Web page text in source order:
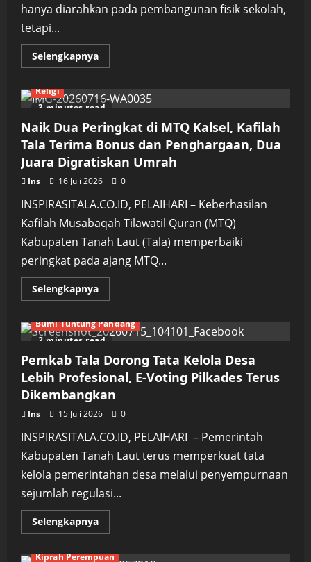
hanya diarahkan pada pembangunan fisik sekolah,
tetapi...
SelengkapnyaRead
more
Tala
H
Dorong
Sekolah
di
Tala
Bertransformasi,
Literasi
hingga
Keselamatan
Pelajar
3 minutes read
Religi
Naik Dua Peringkat di MTQ Kalsel, Kafilah
Tala Terima Bonus dan Penghargaan, Dua
Juara Digratiskan Umrah
Ins 16 Juli 2026 0
INSPIRASITALA.CO.ID, PELAIHARI – Keberhasilan
Kafilah Musabaqah Tilawatil Quran (MTQ)
Kabupaten Tanah Laut (Tala) memperbaiki
peringkat pada ajang MTQ...
SelengkapnyaRead
more
Dua
Peringkat
MTQ
Kalsel,
Kafilah
Tala
Terima
dan
Dua
Juara
Digratiskan
Umrah
2 minutes read
Bumi Tuntung Pandang
Pemkab Tala Dorong Tata Kelola Desa
Lebih Profesional, E-Voting Pilkades Terus
Dikembangkan
Ins 15 Juli 2026 0
INSPIRASITALA.CO.ID, PELAIHARI – Pemerintah
Kabupaten Tanah Laut terus memperkuat tata
kelola pemerintahan desa melalui penyempurnaan
sejumlah regulasi...
SelengkapnyaRead
more
Kiprah Perempuan